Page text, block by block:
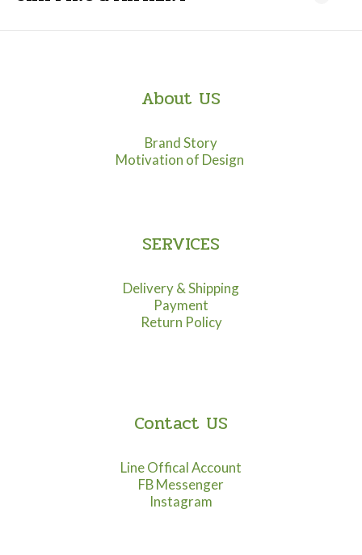
About US
Brand Story
Motivation of Design
SERVICES
Delivery & Shipping
Payment
Return Policy
Contact US
Line Offical Account
FB Messenger
Instagram